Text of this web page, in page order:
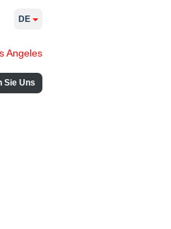
Angeles
Sie Uns
DE